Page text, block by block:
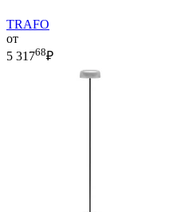
TRAFO
от
5 31768₽